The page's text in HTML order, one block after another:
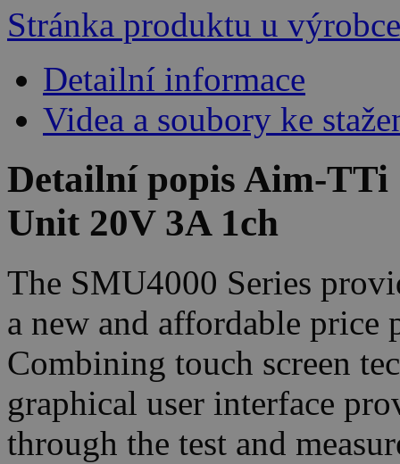
Stránka produktu u výrobce
Detailní informace
Videa a soubory ke
Detailní popis Aim-TTi
Unit 20V 3A 1ch
The SMU4000 Series
a new and affordable
Combining touch screen
graphical user interface
through the test and